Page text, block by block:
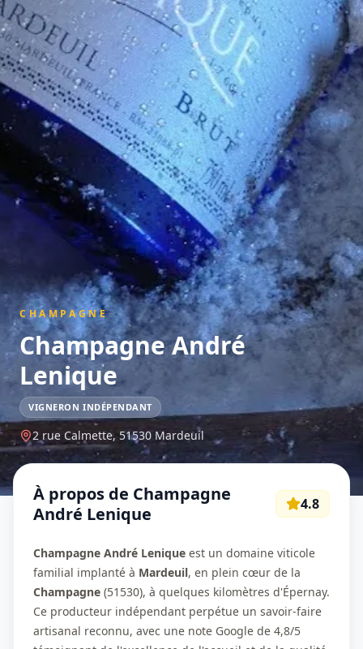
CHAMPAGNE
Champagne André
Lenique
VIGNERON INDÉPENDANT
2 rue Calmette, 51530 Mardeuil
À propos de Champagne
André Lenique
4.8
Champagne André Lenique est un domaine viticole
familial implanté à Mardeuil, en plein cœur de la
Champagne (51530), à quelques kilomètres d'Épernay.
Ce producteur indépendant perpétue un savoir-faire
artisanal reconnu, avec une note Google de 4,8/5